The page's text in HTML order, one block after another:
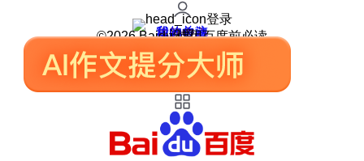
登录
我的关注
我的收藏
皮肤中心
用户反馈
设置
©2026 Baidu 使用百度前必读